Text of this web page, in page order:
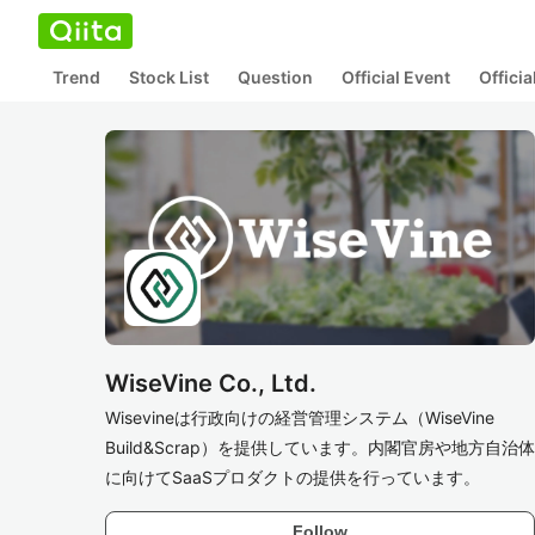
Trend Stock List Question Official Event
WiseVine Co., Ltd.
Wisevineは行政向けの経営管理システム（WiseVine
Build&Scrap）を提供しています。内閣官房や地方自治体
に向けてSaaSプロダクトの提供を行っています。
Follow